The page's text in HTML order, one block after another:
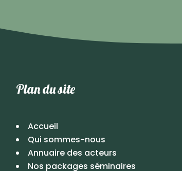
Plan du site
Accueil
Qui sommes-nous
Annuaire des acteurs
Nos packages séminaires